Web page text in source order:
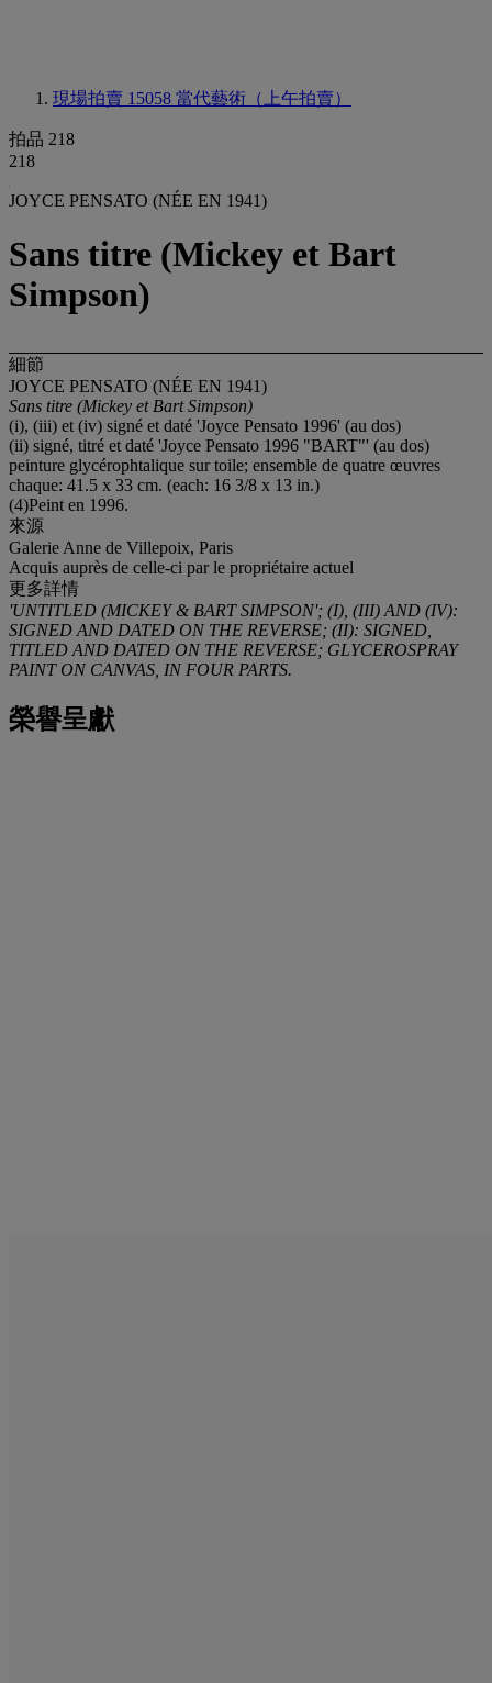
現場拍賣 15058 當代藝術（上午拍賣）
拍品 218
218
JOYCE PENSATO (NÉE EN 1941)
Sans titre (Mickey et Bart
Simpson)
細節
JOYCE PENSATO (NÉE EN 1941)
Sans titre (Mickey et Bart Simpson)
(i), (iii) et (iv) signé et daté 'Joyce Pensato 1996' (au dos)
(ii) signé, titré et daté 'Joyce Pensato 1996 "BART"' (au dos)
peinture glycérophtalique sur toile; ensemble de quatre œuvres
chaque: 41.5 x 33 cm. (each: 16 3/8 x 13 in.)
(4)Peint en 1996.
來源
Galerie Anne de Villepoix, Paris
Acquis auprès de celle-ci par le propriétaire actuel
更多詳情
'UNTITLED (MICKEY & BART SIMPSON'; (I), (III) AND (IV):
SIGNED AND DATED ON THE REVERSE; (II): SIGNED,
TITLED AND DATED ON THE REVERSE; GLYCEROSPRAY
PAINT ON CANVAS, IN FOUR PARTS.
榮譽呈獻